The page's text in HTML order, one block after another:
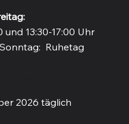
und 13:30-17:00 Uhr
Ruhetag
2026 täglich